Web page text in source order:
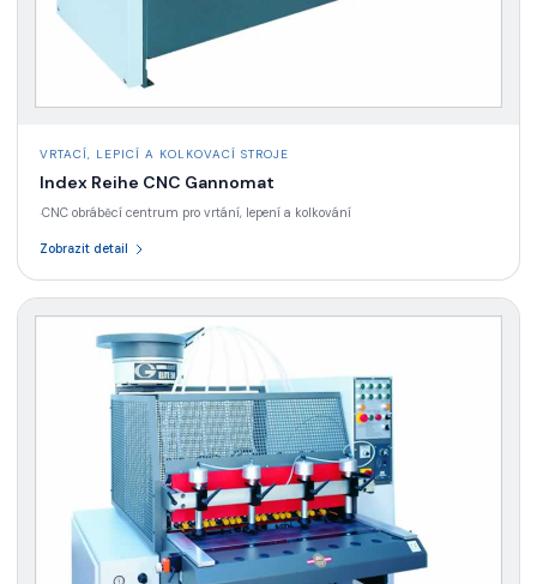
VRTACÍ, LEPICÍ A KOLKOVACÍ STROJE
Index Reihe CNC Gannomat
·CNC obráběcí centrum pro vrtání, lepení a kolkování
Zobrazit detail